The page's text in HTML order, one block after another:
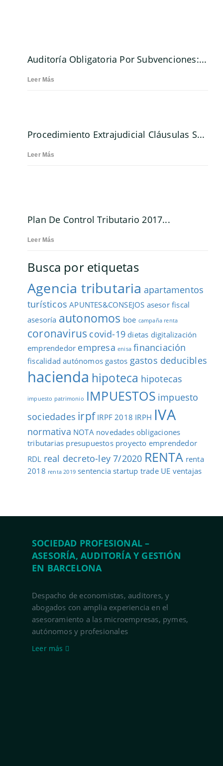
Auditoría Obligatoria Por Subvenciones:...
Leer Más
Procedimiento Extrajudicial Cláusulas S...
Leer Más
Plan De Control Tributario 2017...
Leer Más
Busca por etiquetas
Agencia tributaria apartamentos
turísticos APUNTES&CONSEJOS asesor fiscal
asesoría autonomos boe campaña renta
coronavirus covid-19 dietas digitalización
emprendedor empresa enisa financiación
fiscalidad autónomos gastos gastos deducibles
hacienda hipoteca hipotecas
impuesto patrimonio IMPUESTOS impuesto
sociedades irpf IRPF 2018 IRPH IVA
normativa NOTA novedades obligaciones
tributarias presupuestos proyecto emprendedor
RDL real decreto-ley 7/2020 RENTA renta
2018 renta 2019 sentencia startup trade UE ventajas
SOCIEDAD PROFESIONAL –
ASESORÍA, AUDITORÍA Y GESTIÓN
EN BARCELONA
Despacho de economistas, auditores, y
abogados con amplia experiencia en el
asesoramiento a las microempresas, pymes,
autónomos y profesionales
Leer más